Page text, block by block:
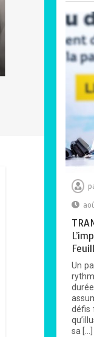
Un
défis
sa […]